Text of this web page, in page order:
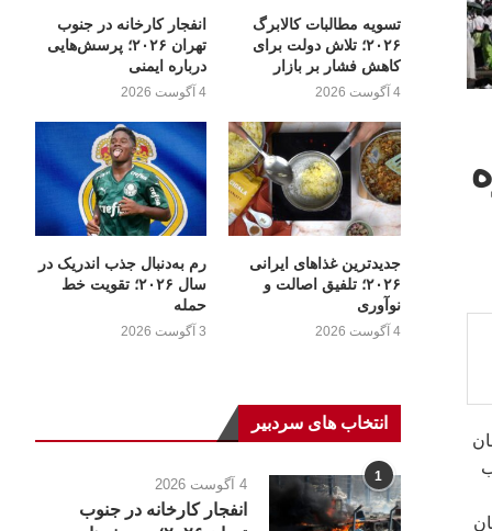
تسویه مطالبات کالابرگ
۲۰۲۶؛ تلاش دولت برای
کاهش فشار بر بازار
4 آگوست 2026
انفجار کارخانه در جنوب
تهران ۲۰۲۶؛ پرسش‌هایی
درباره ایمنی
4 آگوست 2026
جدیدترین غذاهای ایرانی
۲۰۲۶؛ تلفیق اصالت و
نوآوری
4 آگوست 2026
رم به‌دنبال جذب اندریک در
سال ۲۰۲۶؛ تقویت خط
حمله
3 آگوست 2026
انتخاب های سردبیر
1 4 آگوست 2026
انفجار کارخانه در جنوب